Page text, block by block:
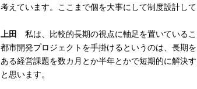
考えています。ここまで個を大事にして制度設計し
上田
私は、比較的長期の視点に軸足を置いている
都市開発プロジェクトを手掛けるというのは、長期
ある経営課題を数カ月とか半年とかで短期的に解決
と思います。